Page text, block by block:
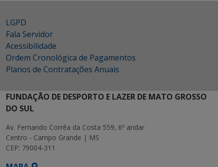
LGPD
Fala Servidor
Acessibilidade
Ordem Cronológica de Pagamentos
Planos de Contratações Anuais
FUNDAÇÃO DE DESPORTO E LAZER DE MATO GROSSO
DO SUL
Av. Fernando Corrêa da Costa 559, 6º andar
Centro - Campo Grande | MS
CEP: 79004-311